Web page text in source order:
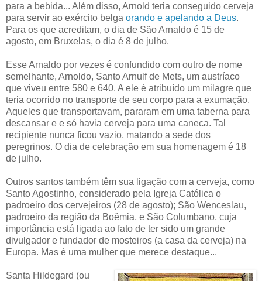
para a bebida... Além disso, Arnold teria conseguido cerveja
para servir ao exército belga orando e apelando a Deus.
Para os que acreditam, o dia de São Arnaldo é 15 de
agosto, em Bruxelas, o dia é 8 de julho.
Esse Arnaldo por vezes é confundido com outro de nome
semelhante, Arnoldo, Santo Arnulf de Mets, um austríaco
que viveu entre 580 e 640. A ele é atribuído um milagre que
teria ocorrido no transporte de seu corpo para a exumação.
Aqueles que transportavam, pararam em uma taberna para
descansar e e só havia cerveja para uma caneca. Tal
recipiente nunca ficou vazio, matando a sede dos
peregrinos. O dia de celebração em sua homenagem é 18
de julho.
Outros santos também têm sua ligação com a cerveja, como
Santo Agostinho, considerado pela Igreja Católica o
padroeiro dos cervejeiros (28 de agosto); São Wenceslau,
padroeiro da região da Boêmia, e São Columbano, cuja
importância está ligada ao fato de ter sido um grande
divulgador e fundador de mosteiros (a casa da cerveja) na
Europa. Mas é uma mulher que merece destaque...
Santa Hildegard (ou